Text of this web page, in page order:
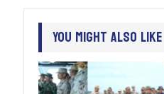
You Might Also Like